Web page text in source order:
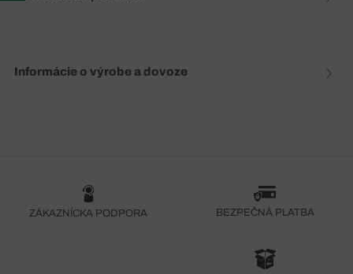
Informácie o výrobe a dovoze
ZÁKAZNÍCKA PODPORA BEZPEČNÁ PLATBA